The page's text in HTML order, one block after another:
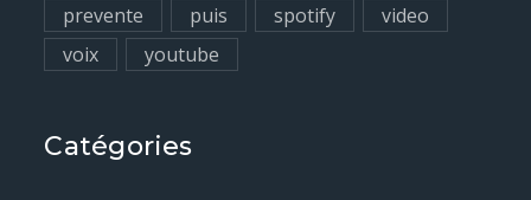
prevente
puis spotify
video
voix
youtube
Catégories